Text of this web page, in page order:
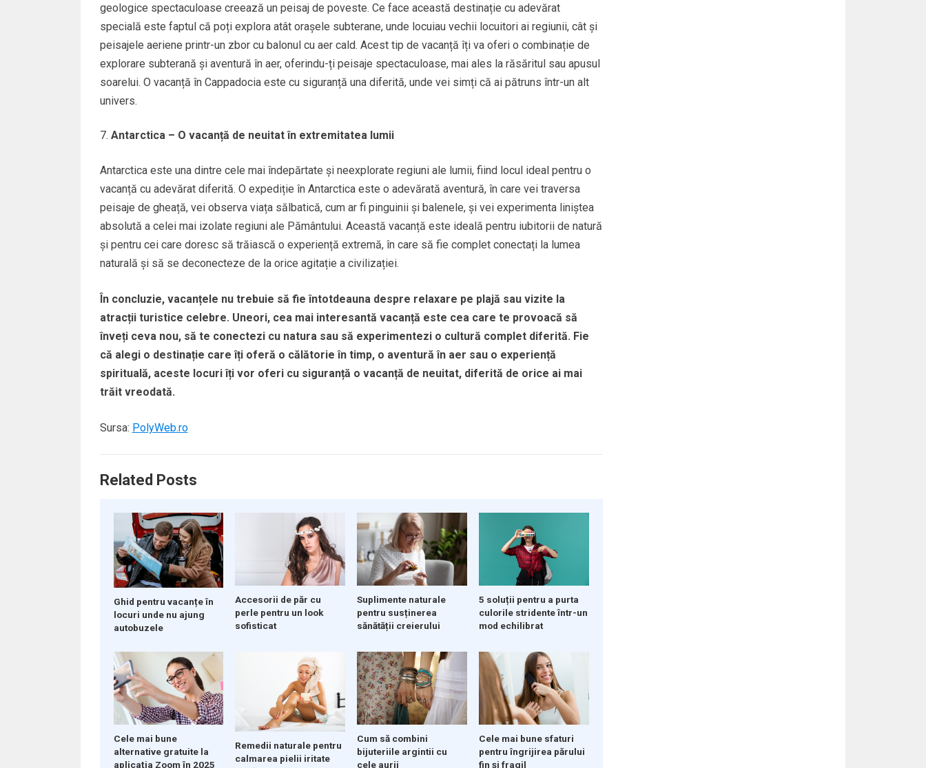
geologice spectaculoase creează un peisaj de poveste. Ce face această destinație cu adevărat
specială este faptul că poți explora atât orașele subterane, unde locuiau vechii locuitori ai regiunii, cât și
peisajele aeriene printr-un zbor cu balonul cu aer cald. Acest tip de vacanță îți va oferi o combinație de
explorare subterană și aventură în aer, oferindu-ți peisaje spectaculoase, mai ales la răsăritul sau apusul
soarelui. O vacanță în Cappadocia este cu siguranță una diferită, unde vei simți că ai pătruns într-un alt
univers.
Antarctica – O vacanță de neuitat în extremitatea lumii
Antarctica este una dintre cele mai îndepărtate și neexplorate regiuni ale lumii, fiind locul ideal pentru o
vacanță cu adevărat diferită. O expediție în Antarctica este o adevărată aventură, în care vei traversa
peisaje de gheață, vei observa viața sălbatică, cum ar fi pinguinii și balenele, și vei experimenta liniștea
absolută a celei mai izolate regiuni ale Pământului. Această vacanță este ideală pentru iubitorii de natură
și pentru cei care doresc să trăiască o experiență extremă, în care să fie complet conectați la lumea
naturală și să se deconecteze de la orice agitație a civilizației.
În concluzie, vacanțele nu trebuie să fie întotdeauna despre relaxare pe plajă sau vizite la
atracții turistice celebre. Uneori, cea mai interesantă vacanță este cea care te provoacă să
înveți ceva nou, să te conectezi cu natura sau să experimentezi o cultură complet diferită. Fie
că alegi o destinație care îți oferă o călătorie în timp, o aventură în aer sau o experiență
spirituală, aceste locuri îți vor oferi cu siguranță o vacanță de neuitat, diferită de orice ai mai
trăit vreodată.
Sursa: PolyWeb.ro
Related Posts
Ghid pentru vacanțe în
locuri unde nu ajung
autobuzele
Accesorii de păr cu
perle pentru un look
sofisticat
Suplimente naturale
pentru susținerea
sănătății creierului
5 soluții pentru a purta
culorile stridente într-un
mod echilibrat
Cele mai bune
alternative gratuite la
aplicația Zoom în 2025
Remedii naturale pentru
calmarea pielii iritate
Cum să combini
bijuteriile argintii cu
cele aurii
Cele mai bune sfaturi
pentru îngrijirea părului
fin și fragil